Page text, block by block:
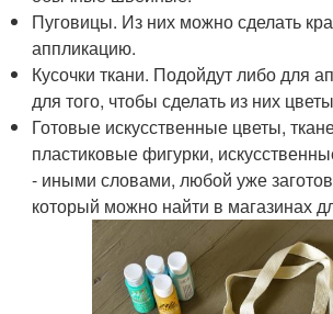
Пуговицы. Из них можно сделать
аппликацию.
Кусочки ткани. Подойдут либо для
для того, чтобы сделать из них
Готовые искусственные цветы,
пластиковые фигурки,
- иными словами, любой уже
который можно найти в магазинах